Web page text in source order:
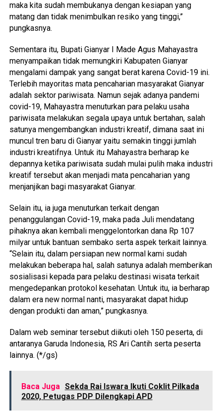
maka kita sudah membukanya dengan kesiapan yang
matang dan tidak menimbulkan resiko yang tinggi,”
pungkasnya.
Sementara itu, Bupati Gianyar I Made Agus Mahayastra
menyampaikan tidak memungkiri Kabupaten Gianyar
mengalami dampak yang sangat berat karena Covid-19 ini.
Terlebih mayoritas mata pencaharian masyarakat Gianyar
adalah sektor pariwisata. Namun sejak adanya pandemi
covid-19, Mahayastra menuturkan para pelaku usaha
pariwisata melakukan segala upaya untuk bertahan, salah
satunya mengembangkan industri kreatif, dimana saat ini
muncul tren baru di Gianyar yaitu semakin tinggi jumlah
industri kreatifnya. Untuk itu Mahayastra berharap ke
depannya ketika pariwisata sudah mulai pulih maka industri
kreatif tersebut akan menjadi mata pencaharian yang
menjanjikan bagi masyarakat Gianyar.
Selain itu, ia juga menuturkan terkait dengan
penanggulangan Covid-19, maka pada Juli mendatang
pihaknya akan kembali menggelontorkan dana Rp 107
milyar untuk bantuan sembako serta aspek terkait lainnya.
“Selain itu, dalam persiapan new normal kami sudah
melakukan beberapa hal, salah satunya adalah memberikan
sosialisasi kepada para pelaku destinasi wisata terkait
mengedepankan protokol kesehatan. Untuk itu, ia berharap
dalam era new normal nanti, masyarakat dapat hidup
dengan produkti dan aman,” pungkasnya.
Dalam web seminar tersebut diikuti oleh 150 peserta, di
antaranya Garuda Indonesia, RS Ari Cantih serta peserta
lainnya. (*/gs)
Baca Juga Sekda Rai Iswara Ikuti Coklit Pilkada
2020, Petugas PDP Dilengkapi APD